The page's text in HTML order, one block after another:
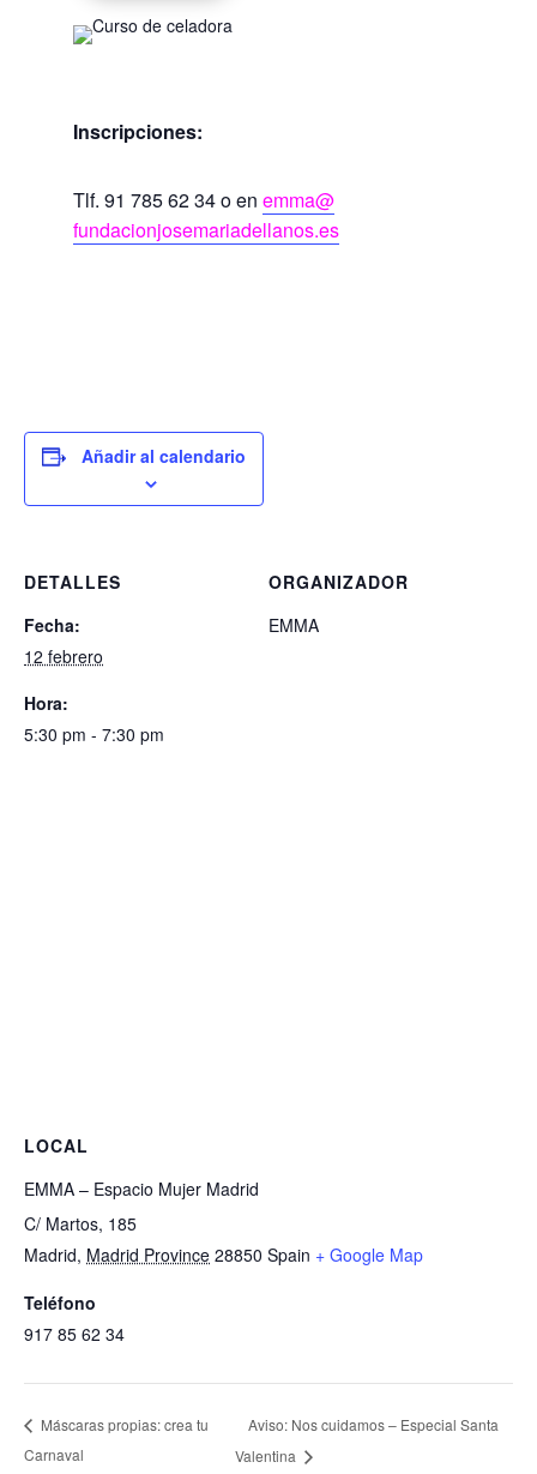
Inscripciones:
Tlf. 91 785 62 34 o en emma@
fundacionjosemariadellanos.es
Añadir al calendario
DETALLES
Fecha:
12 febrero
Hora:
5:30 pm - 7:30 pm
ORGANIZADOR
EMMA
LOCAL
EMMA – Espacio Mujer Madrid
C/ Martos, 185
Madrid, Madrid Province 28850 Spain + Google Map
Teléfono
917 85 62 34
Máscaras propias: crea tu
Carnaval
Aviso: Nos cuidamos – Especial Santa
Valentina